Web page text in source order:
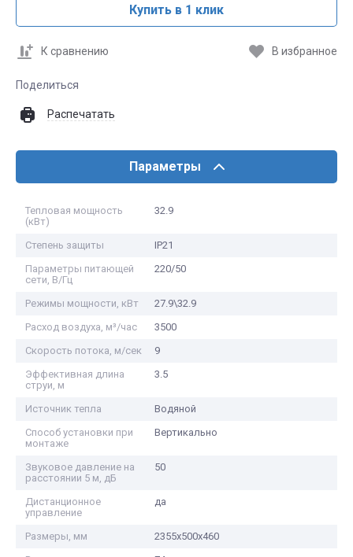
Купить в 1 клик
К сравнению В избранное
Поделиться
Распечатать
Параметры
Тепловая мощность
(кВт)
32.9
Степень защиты
IP21
Параметры питающей
сети, В/Гц
220/50
Режимы мощности, кВт
27.9\32.9
Расход воздуха, м³/час
3500
Скорость потока, м/сек
9
Эффективная длина
струи, м
3.5
Источник тепла
Водяной
Способ установки при
монтаже
Вертикально
Звуковое давление на
расстоянии 5 м, дБ
50
Дистанционное
управление
да
Размеры, мм
2355x500x460